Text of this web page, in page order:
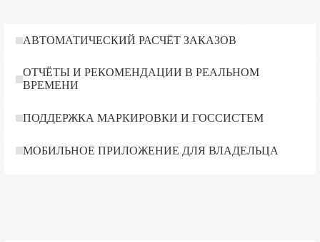
АВТОМАТИЧЕСКИЙ РАСЧЁТ ЗАКАЗОВ
ОТЧЁТЫ И РЕКОМЕНДАЦИИ В РЕАЛЬНОМ
ВРЕМЕНИ
ПОДДЕРЖКА МАРКИРОВКИ И ГОССИСТЕМ
МОБИЛЬНОЕ ПРИЛОЖЕНИЕ ДЛЯ ВЛАДЕЛЬЦА